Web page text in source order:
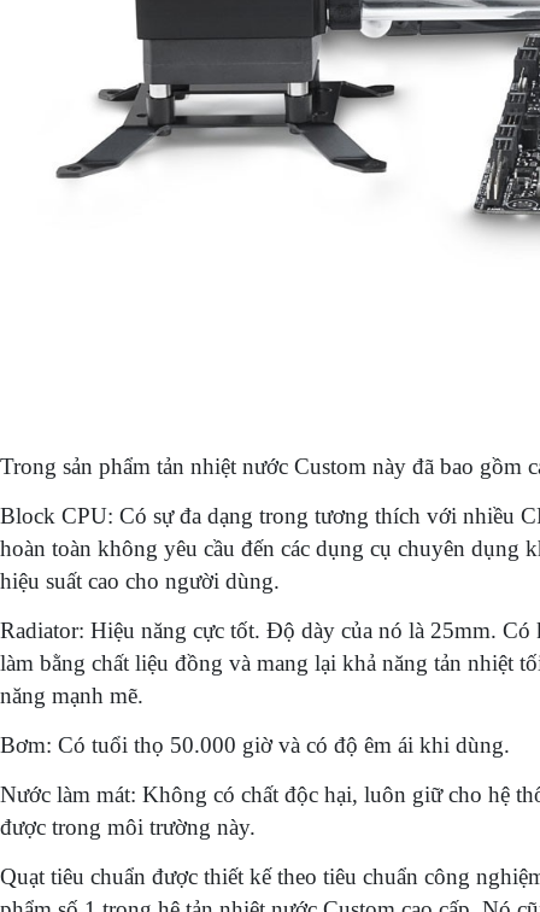
Trong sản phẩm tản nhiệt nước Custom này đã bao
Block CPU: Có sự đa dạng trong tương thích với nhiều
hoàn toàn không yêu cầu đến các dụng cụ chuyên dụng
hiệu suất cao cho người dùng.
Radiator: Hiệu năng cực tốt. Độ dày của nó là 25mm.
làm bằng chất liệu đồng và mang lại khả năng tản nhiệt
năng mạnh mẽ.
Bơm: Có tuổi thọ 50.000 giờ và có độ êm ái khi dùng.
Nước làm mát: Không có chất độc hại, luôn giữ cho hệ
được trong môi trường này.
Quạt tiêu chuẩn được thiết kế theo tiêu chuẩn công